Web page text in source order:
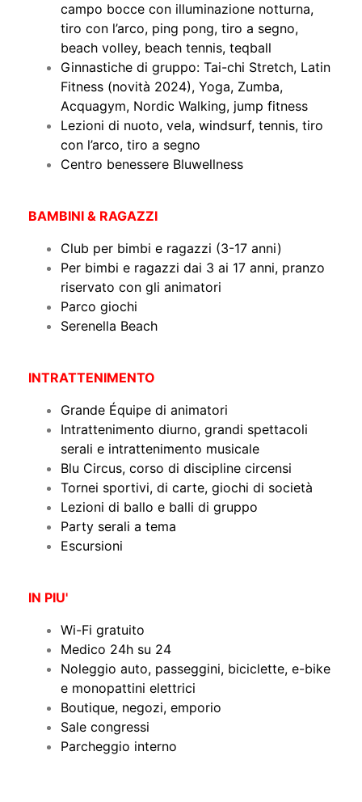
campo bocce con illuminazione notturna,
tiro con l’arco, ping pong, tiro a segno,
beach volley, beach tennis, teqball
Ginnastiche di gruppo: Tai-chi Stretch, Latin
Fitness (novità 2024), Yoga, Zumba,
Acquagym, Nordic Walking, jump fitness
Lezioni di nuoto, vela, windsurf, tennis, tiro
con l’arco, tiro a segno
Centro benessere Bluwellness
BAMBINI & RAGAZZI
Club per bimbi e ragazzi (3-17 anni)
Per bimbi e ragazzi dai 3 ai 17 anni, pranzo
riservato con gli animatori
Parco giochi
Serenella Beach
INTRATTENIMENTO
Grande Équipe di animatori
Intrattenimento diurno, grandi spettacoli
serali e intrattenimento musicale
Blu Circus, corso di discipline circensi
Tornei sportivi, di carte, giochi di società
Lezioni di ballo e balli di gruppo
Party serali a tema
Escursioni
IN PIU'
Wi-Fi gratuito
Medico 24h su 24
Noleggio auto, passeggini, biciclette, e-bike
e monopattini elettrici
Boutique, negozi, emporio
Sale congressi
Parcheggio interno